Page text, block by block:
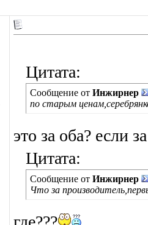
Цитата:
Сообщение от Инжирнер
по старым
это за оба? если
Цитата:
Сообщение от Инжирнер
Что за